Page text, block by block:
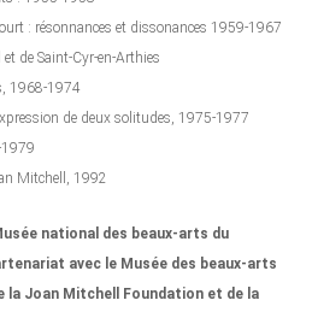
: résonnances et dissonances 1959-1967
et de Saint-Cyr-en-Arthies
1968-1974
de deux solitudes, 1975-1977
Mitchell, 1992
national des beaux-arts du
avec le Musée des beaux-arts
la Joan Mitchell Foundation et de la